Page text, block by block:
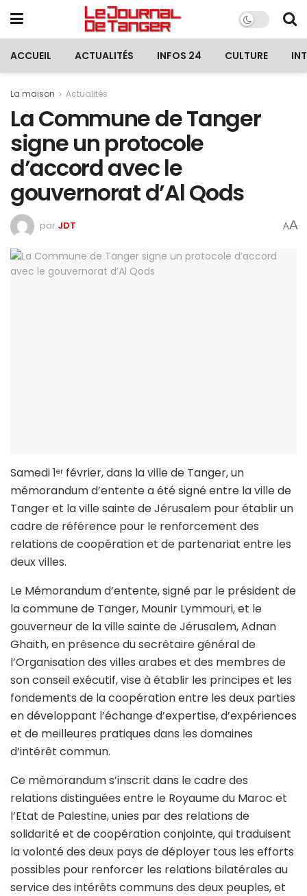
ACCUEIL ACTUALITÉS INFOS 24 CULTURE
La maison Actualités
La Commune de Tanger
signe un protocole
d’accord avec le
gouvernorat d’Al Qods
par JDT AA
Samedi 1er février, dans la ville de Tanger, un
mémorandum d’entente a été signé entre la ville de
Tanger et la ville sainte de Jérusalem pour établir un
cadre de référence pour le renforcement des
relations de coopération et de partenariat entre les
deux villes.
Le Mémorandum d’entente, signé par le président de
la commune de Tanger, Mounir Lymmouri, et le
gouverneur de la ville sainte de Jérusalem, Adnan
Ghaith, en présence du secrétaire général de
l’Organisation des villes arabes et des membres de
son conseil exécutif, vise à établir les principes et les
fondements de la coopération entre les deux parties
en développant l’échange d’expertise, d’expériences
et de meilleures pratiques dans les domaines
d’intérêt commun.
Ce mémorandum s’inscrit dans le cadre des
relations distinguées entre le Royaume du Maroc et
l’Etat de Palestine, unies par des relations de
solidarité et de coopération conjointe, qui traduisent
la volonté des deux pays de déployer tous les efforts
possibles pour renforcer les relations bilatérales au
service des intérêts communs des deux peuples, et